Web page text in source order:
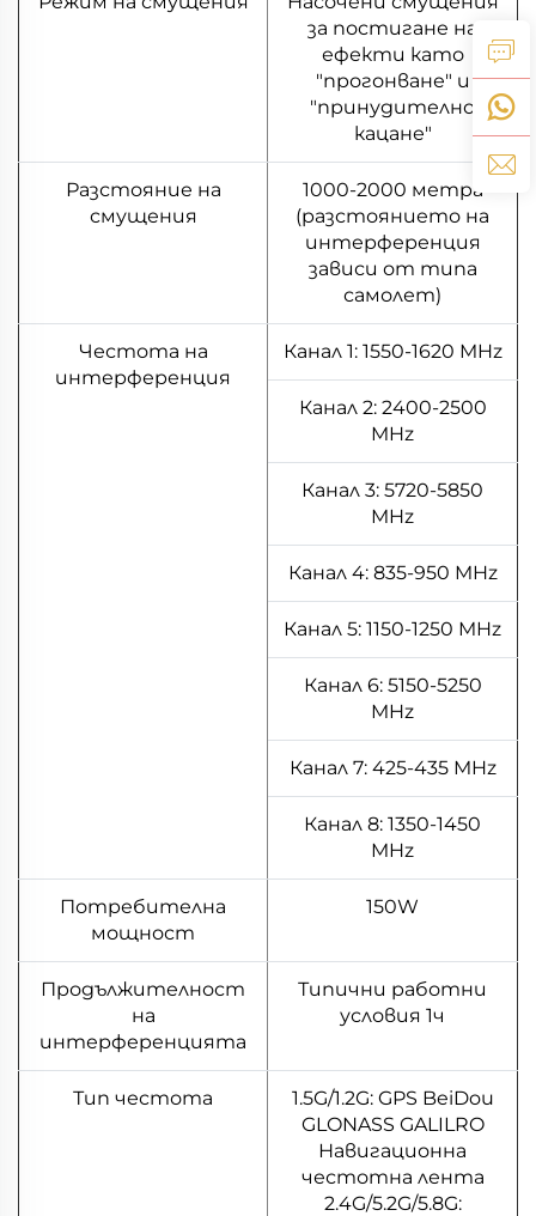
за постигане на
ефекти като
"прогонване" и
"принудително
кацане"
Разстояние на
смущения
1000-2000 метра
(разстоянието на
интерференция
зависи от типа
самолет)
Честота на
интерференция
Канал 1: 1550-1620 MHz
Канал 2: 2400-2500
MHz
Канал 3: 5720-5850
MHz
Канал 4: 835-950 MHz
Канал 5: 1150-1250 MHz
Канал 6: 5150-5250
MHz
Канал 7: 425-435 MHz
Канал 8: 1350-1450
MHz
Потребителна
мощност
150W
Продължителност
на
интерференцията
Типични работни
условия 1ч
Тип честота
1.5G/1.2G: GPS BeiDou
GLONASS GALILRO
Навигационна
честотна лента
2.4G/5.2G/5.8G: